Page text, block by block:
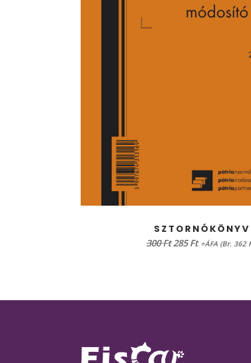
KOSÁRBA TESZEM
SZTORNÓKÖNYV
300Ft Original
285FtCurrent
+ÁFA (Br. 362